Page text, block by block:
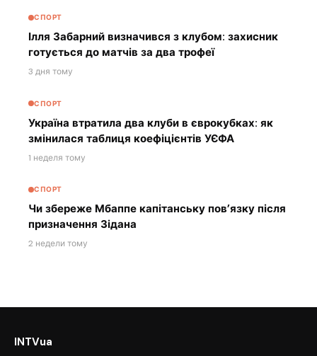
СПОРТ
Ілля Забарний визначився з клубом: захисник
готується до матчів за два трофеї
3 дня тому
СПОРТ
Україна втратила два клуби в єврокубках: як
змінилася таблиця коефіцієнтів УЄФА
1 неделя тому
СПОРТ
Чи збереже Мбаппе капітанську пов’язку після
призначення Зідана
2 недели тому
INTVua